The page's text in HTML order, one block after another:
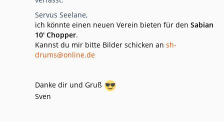
Servus Seelane,
ich könnte einen neuen Verein bieten für den Sabian
10' Chopper.
Kannst du mir bitte Bilder schicken an sh-
drums@online.de
Danke dir und Gruß
Sven